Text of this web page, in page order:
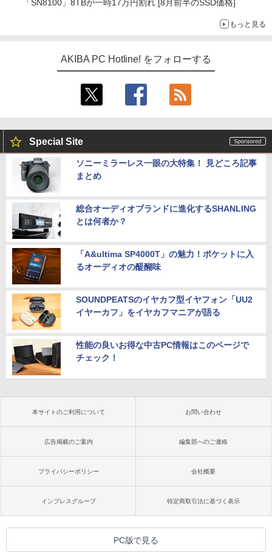
「SN8100」8TBが一時17万円割れ [8月前半のSSD価格]
もっと見る
AKIBA PC Hotline! をフォローする
Special Site
ソニーミラーレス一眼の大特集！ 見どころ記事
まとめ
総合オーディオブランドに進化するSHANLING
とは何者か？
「A&ultima SP4000T」の魅力！ポケットに入
るオーディオの醍醐味
SOUNDPEATSのイヤカフ型イヤフォン「UU2
イヤーカフ」をイヤカフマニアが語る
性能の良いお得な中古PC情報はこのページで
チェック！
本サイトのご利用について お問い合わせ
広告掲載のご案内 編集部へのご連絡
プライバシーポリシー 会社概要
インプレスグループ 特定商取引法に基づく表示
PC版で見る